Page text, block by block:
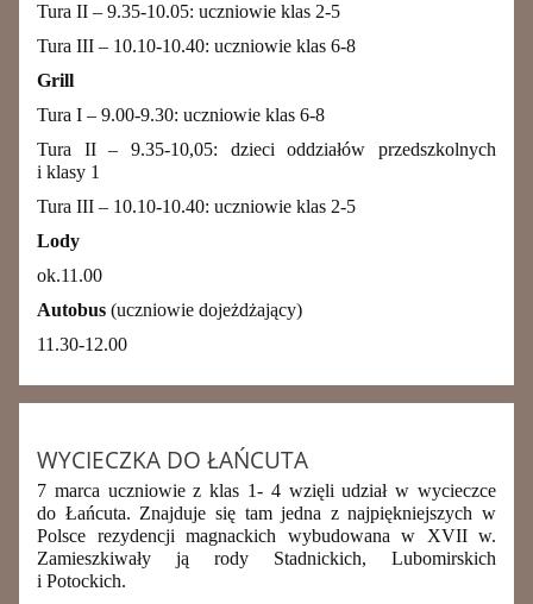
Tura II – 9.35-10.05: uczniowie klas 2-5
Tura III – 10.10-10.40: uczniowie klas 6-8
Grill
Tura I – 9.00-9.30: uczniowie klas 6-8
Tura II – 9.35-10,05: dzieci oddziałów przedszkolnych
i klasy 1
Tura III – 10.10-10.40: uczniowie klas 2-5
Lody
ok.11.00
Autobus (uczniowie dojeżdżający)
11.30-12.00
WYCIECZKA DO ŁAŃCUTA
7 marca uczniowie z klas 1- 4 wzięli udział w wycieczce
do Łańcuta. Znajduje się tam jedna z najpiękniejszych w
Polsce rezydencji magnackich wybudowana w XVII w.
Zamieszkiwały ją rody Stadnickich, Lubomirskich
i Potockich.